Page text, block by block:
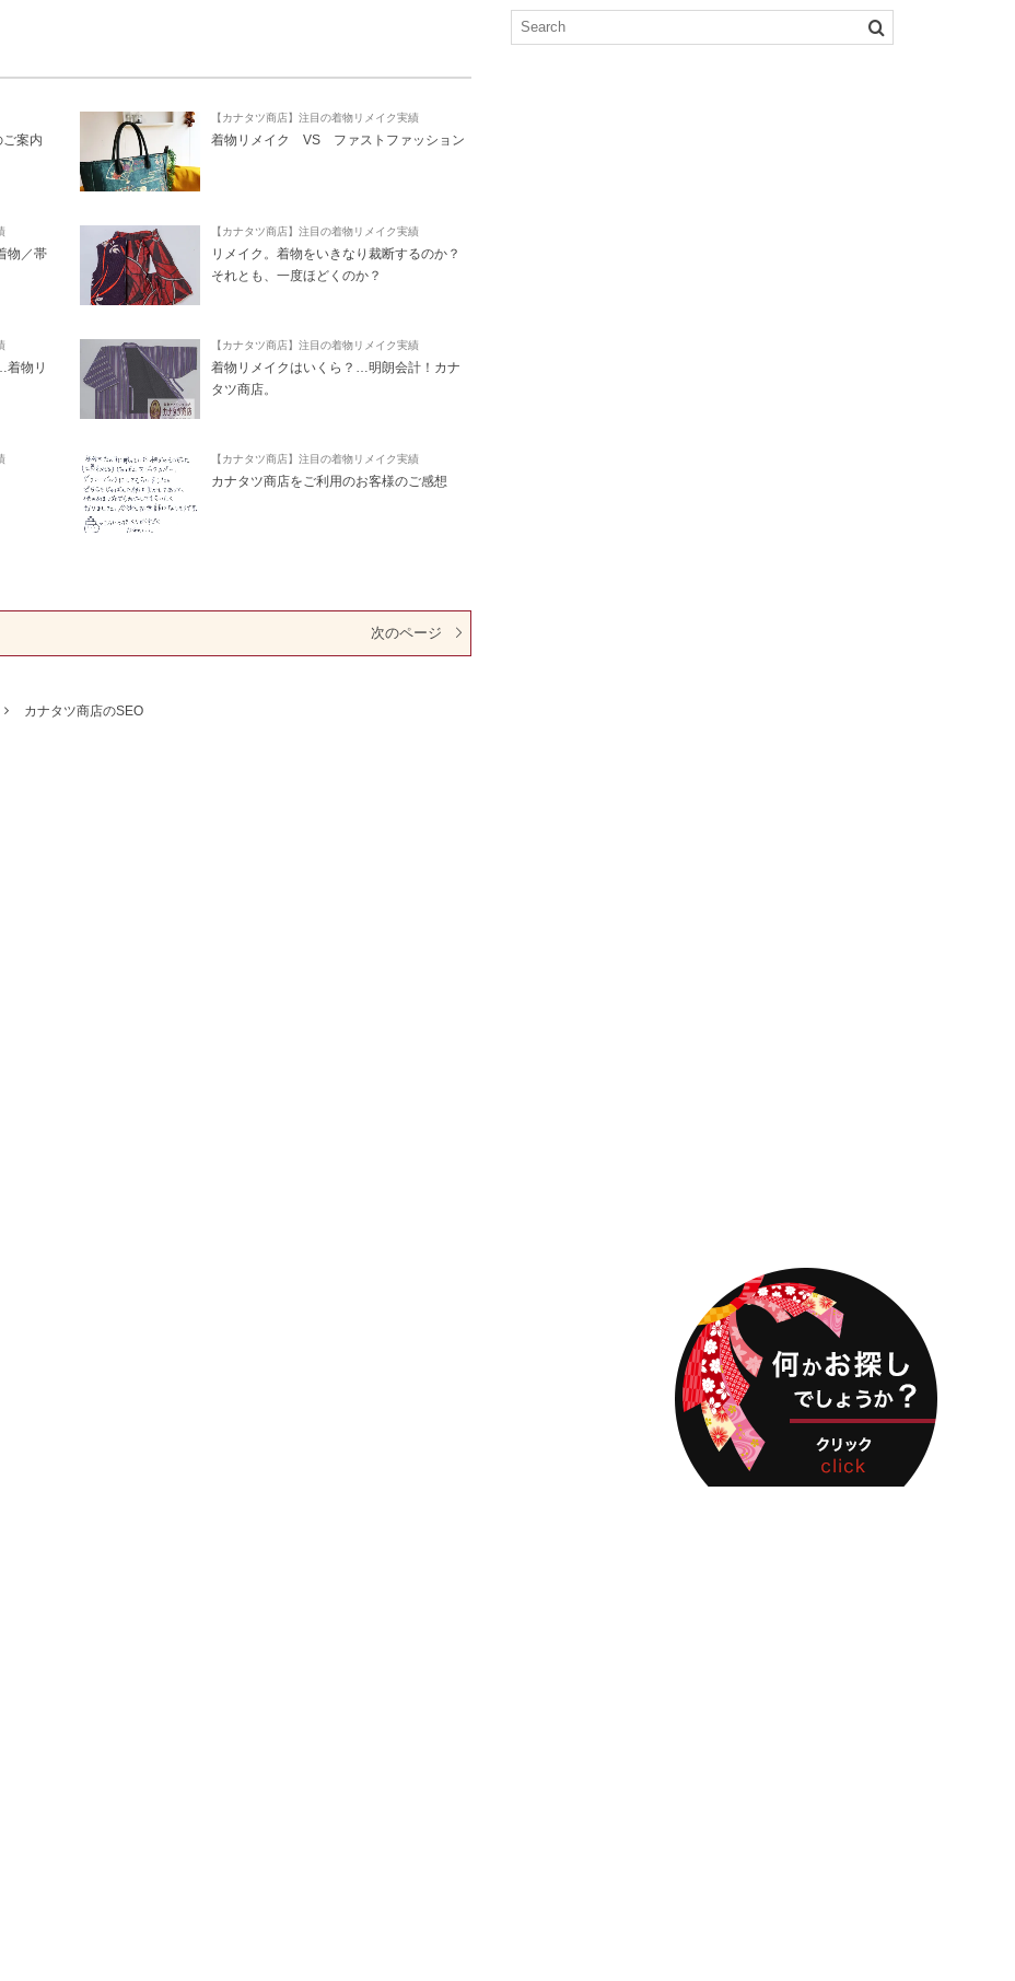
案内
【カナタツ商店】注目の着物リメイク実績
着物リメイク VS ファストファッション
物／帯
【カナタツ商店】注目の着物リメイク実績
リメイク。着物をいきなり裁断するのか？
それとも、一度ほどくのか？
着物リ
【カナタツ商店】注目の着物リメイク実績
着物リメイクはいくら？…明朗会計！カナ
タツ商店。
【カナタツ商店】注目の着物リメイク実績
カナタツ商店をご利用のお客様のご感想
次のページ
カナタツ商店のSEO